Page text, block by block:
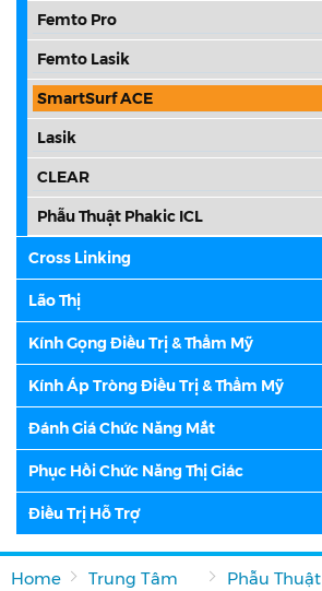
Femto Pro
Femto Lasik
SmartSurf ACE
Lasik
CLEAR
Phẫu Thuật Phakic ICL
Cross Linking
Lão Thị
Kính Gọng Điều Trị & Thẩm Mỹ
Kính Áp Tròng Điều Trị & Thẩm Mỹ
Đánh Giá Chức Năng Mắt
Phục Hồi Chức Năng Thị Giác
Điều Trị Hỗ Trợ
Home
Trung Tâm
Phẫu Thuật